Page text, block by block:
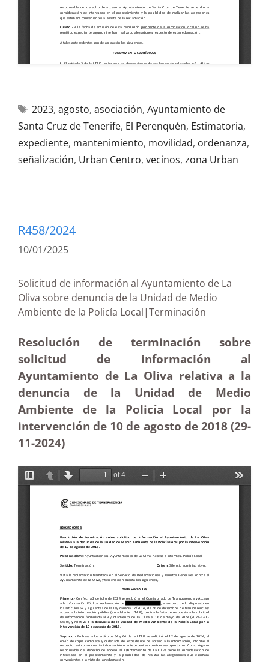
2023, agosto, asociación, Ayuntamiento de
Santa Cruz de Tenerife, El Perenquén, Estimatoria,
expediente, mantenimiento, movilidad, ordenanza,
señalización, Urban Centro, vecinos, zona Urban
R458/2024
10/01/2025
Solicitud de información al Ayuntamiento de La
Oliva sobre denuncia de la Unidad de Medio
Ambiente de la Policía Local|Terminación
Resolución de terminación sobre
solicitud de información al
Ayuntamiento de La Oliva relativa a la
denuncia de la Unidad de Medio
Ambiente de la Policía Local por la
intervención de 10 de agosto de 2018 (29-
11-2024)